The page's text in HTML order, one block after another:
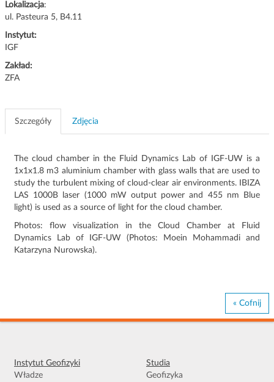
Lokalizacja:
ul. Pasteura 5, B4.11
Instytut:
IGF
Zakład:
ZFA
Szczegóły Zdjęcia
The cloud chamber in the Fluid Dynamics Lab of IGF-UW is a
1x1x1.8 m3 aluminium chamber with glass walls that are used to
study the turbulent mixing of cloud-clear air environments. IBIZA
LAS 1000B laser (1000 mW output power and 455 nm Blue
light) is used as a source of light for the cloud chamber.
Photos: flow visualization in the Cloud Chamber at Fluid
Dynamics Lab of IGF-UW (Photos: Moein Mohammadi and
Katarzyna Nurowska).
« Cofnij
Instytut Geofizyki
Władze
Studia
Geofizyka